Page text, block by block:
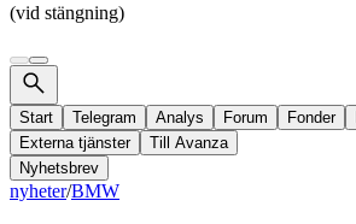
(vid stängning)
Start Telegram Analys Forum Fonder
Externa tjänster
Till Avanza
Nyhetsbrev
nyheter/BMW